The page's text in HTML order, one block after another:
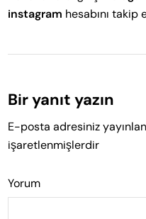
instagram hesabını takip
Bir yanıt yazın
E-posta adresiniz
işaretlenmişlerdir
Yorum